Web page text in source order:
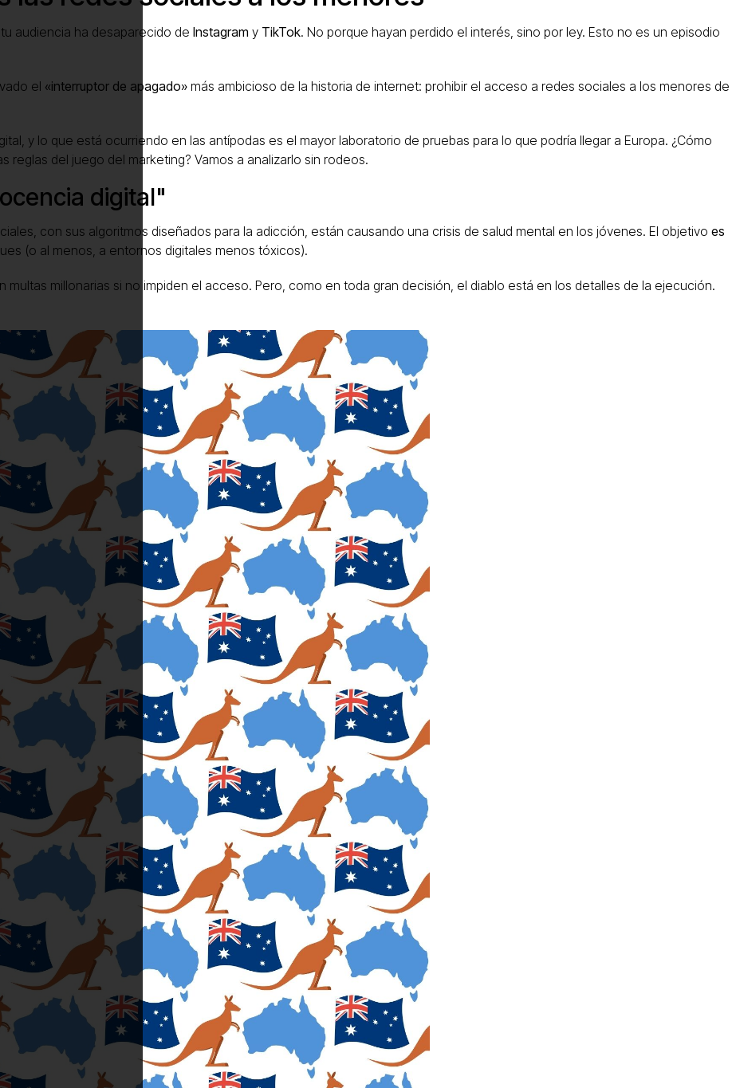
audiencia ha desaparecido de Instagram y TikTok. No porque hayan perdido el interés, sino por ley. Esto no es un episodio
el «interruptor de apagado» más ambicioso de la historia de internet: prohibir el acceso a redes sociales a los menores de
y lo que está ocurriendo en las antípodas es el mayor laboratorio de pruebas para lo que podría llegar a Europa. ¿Cómo
del juego del marketing? Vamos a analizarlo sin rodeos.
digital"
con sus algoritmos diseñados para la adicción, están causando una crisis de salud mental en los jóvenes. El objetivo es
(o al menos, a entornos digitales menos tóxicos).
multas millonarias si no impiden el acceso. Pero, como en toda gran decisión, el diablo está en los detalles de la ejecución.